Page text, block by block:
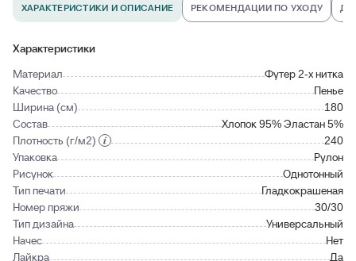
ХАРАКТЕРИСТИКИ И ОПИСАНИЕ РЕКОМЕНДАЦИИ ПО УХОДУ
Характеристики
Материал
Футер 2-х нитка
Качество
Пенье
Ширина (см)
180
Состав
Хлопок 95% Эластан 5%
Плотность (г/м2)
240
Упаковка
Рулон
Рисунок
Однотонный
Тип печати
Гладкокрашеная
Номер пряжи
30/30
Тип дизайна
Универсальный
Начес
Нет
Лайкра
Да